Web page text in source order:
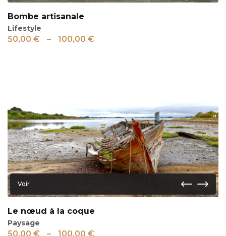
Bombe artisanale
Lifestyle
50,00 € – 100,00 €
Voir
Le nœud à la coque
Paysage
50,00 € – 100,00 €